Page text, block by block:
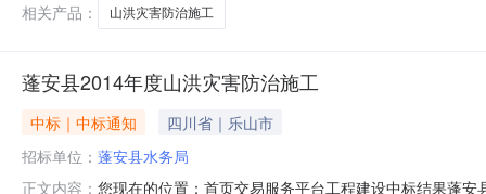
相关产品：
山洪灾害防治施工
蓬安县2014年度山洪灾害防治施工
中标｜中标通知
四川省｜乐山市
招标单位： 蓬安县水务局
正文内容： 您现在的位置：首页交易服务平台工程建设中标结果蓬